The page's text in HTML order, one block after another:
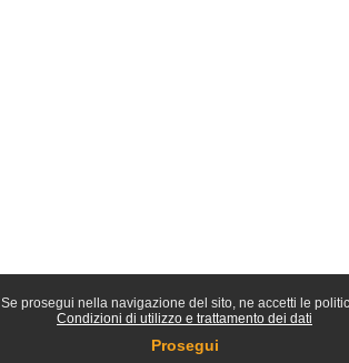
Se prosegui nella navigazione del sito, ne accetti le
Condizioni di utilizzo e trattamento dei dati
Prosegui